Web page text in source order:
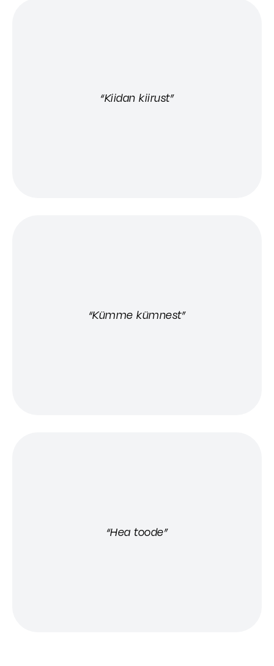
“Kiidan kiirust”
“Kümme kümnest”
“Hea toode”